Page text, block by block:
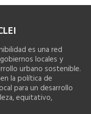
es una red
locales y
urbano sostenible.
la política de
para un desarrollo
equitativo,